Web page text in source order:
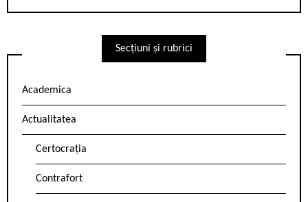
Secțiuni și rubrici
Academica
Actualitatea
Certocrația
Contrafort